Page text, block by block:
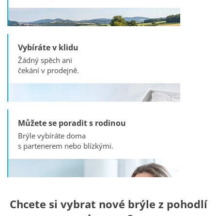
Vybíráte v klidu
Žádný spěch ani
čekání v prodejně.
Můžete se poradit s rodinou
Brýle vybíráte doma
s partenerem nebo blízkými.
Chcete si vybrat nové brýle z pohodlí